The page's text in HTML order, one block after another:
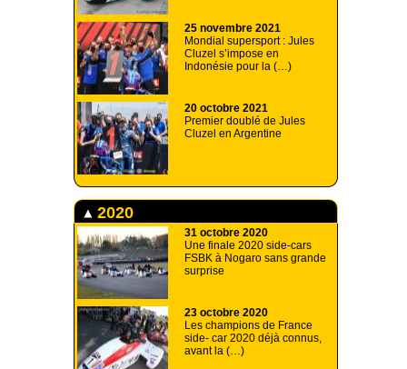
25 novembre 2021
Mondial supersport : Jules
Cluzel s’impose en
Indonésie pour la (…)
20 octobre 2021
Premier doublé de Jules
Cluzel en Argentine
2020
31 octobre 2020
Une finale 2020 side-cars
FSBK à Nogaro sans grande
surprise
23 octobre 2020
Les champions de France
side- car 2020 déjà connus,
avant la (…)